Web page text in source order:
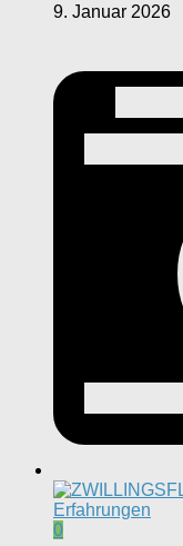
9. Januar 2026
0